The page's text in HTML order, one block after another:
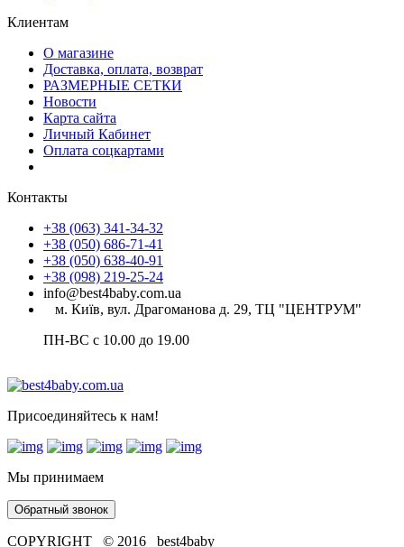
Клиентам
О магазине
Доставка, оплата, возврат
РАЗМЕРНЫЕ СЕТКИ
Новости
Карта сайта
Личный Кабинет
Оплата соцкартами
Контакты
+38 (063) 341-34-32
+38 (050) 686-71-41
+38 (050) 638-40-91
+38 (098) 219-25-24
info@best4baby.com.ua
м. Київ, вул. Драгоманова д. 29, ТЦ "ЦЕНТРУМ"
ПН-ВС с 10.00 до 19.00
Присоединяйтесь к нам!
Мы принимаем
Обратный звонок
COPYRIGHT © 2016 best4baby